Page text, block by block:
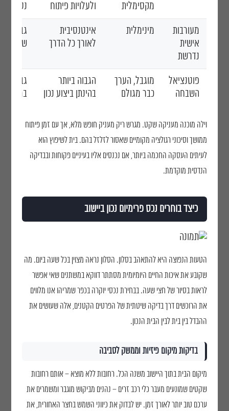
מקסימלית
ולעלויות פיתוח
נסתרות
מעורבות
אישית
נדרשת
מינימלית
אינטנסיבית
לאורך כל הדרך
גבוהה,
שיפוץ
פוטנציאל
השבחה
מוגבל, הערך
כבר מגולם
הגבוה ביותר
בהינתן ביצוע נכון
גבוה
במחיר
וילה מוכנה מעניקה שקט. מגרש ריק מעניק חופש מלא, אך עם זמן פיתוח
ממושך וסיכוני רגולציה מקומיים שאסור לזלזל בהם. בית לשיפוץ הוא
לעיתים העסקה החכמה ביותר, אם נכנסים אליו בעיניים פקוחות ובבדיקה
הנדסית מוקדמת.
כיצד בוחרים נכס פרימיום נכון ביישוב
הטעות הנפוצה היא להתאהב בסלון. הסלון נראה מצוין בכל שעה ביום. מה
שקובע את איכות החיים היומיומית מסתתר דווקא במשתנים שאי אפשר
לראות בסיור של חצי שעה. בבחירת נכסי יוקרה בכפר שמריהו אנו מלווים
את הרוכשים דרך בדיקה שיטתית של הפרטים הקטנים, אלה שעושים את
ההבדל בין בית לבין הבית הנכון.
בדיקות מיקום פיזיות וממשק לסביבה
מיקום הבית בתוך היישוב משנה הכל. רחובות ללא מוצא – אותם רחובות
שקטים שמונעים מעבר כלי רכב זרים – נהנים מביקוש מוגבר ומשמרים את
ערכם טוב יותר לאורך זמן. יש לבדוק את כיווני השמש בחצר האחורית, את
פרטי יצירת קשר
גלגלי הפלדה 7, הרצליה פיתוח
053-3524653